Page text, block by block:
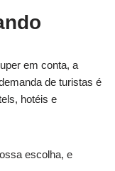
em conta, a
de turistas é
hotéis e
escolha, e